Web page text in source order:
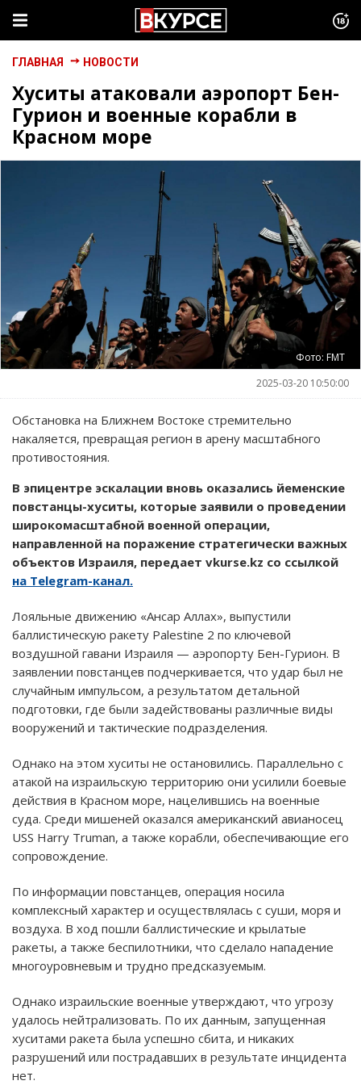
ГЛАВНАЯ НОВОСТИ
Хуситы атаковали аэропорт Бен-
Гурион и военные корабли в
Красном море
Фото: FMT
2025-03-20 10:50:00
Обстановка на Ближнем Востоке стремительно
накаляется, превращая регион в арену масштабного
противостояния.
В эпицентре эскалации вновь оказались йеменские
повстанцы-хуситы, которые заявили о проведении
широкомасштабной военной операции,
направленной на поражение стратегически важных
объектов Израиля, передает vkurse.kz со ссылкой
на Telegram-канал.
Лояльные движению «Ансар Аллах», выпустили
баллистическую ракету Palestine 2 по ключевой
воздушной гавани Израиля — аэропорту Бен-Гурион. В
заявлении повстанцев подчеркивается, что удар был не
случайным импульсом, а результатом детальной
подготовки, где были задействованы различные виды
вооружений и тактические подразделения.
Однако на этом хуситы не остановились. Параллельно с
атакой на израильскую территорию они усилили боевые
действия в Красном море, нацелившись на военные
суда. Среди мишеней оказался американский авианосец
USS Harry Truman, а также корабли, обеспечивающие его
сопровождение.
По информации повстанцев, операция носила
комплексный характер и осуществлялась с суши, моря и
воздуха. В ход пошли баллистические и крылатые
ракеты, а также беспилотники, что сделало нападение
многоуровневым и трудно предсказуемым.
Однако израильские военные утверждают, что угрозу
удалось нейтрализовать. По их данным, запущенная
хуситами ракета была успешно сбита, и никаких
разрушений или пострадавших в результате инцидента
нет.